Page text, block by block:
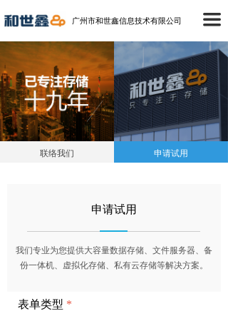
끀
首页
产品中心
成功案例
技术支持
新闻中心
广州市和世鑫信息技术有限公司
联络我们 申请试用
申请试用
我们专业为您提供大容量数据存储、文件服务器、备
份一体机、虚拟化存储、私有云存储等解决方案。
表单类型 *